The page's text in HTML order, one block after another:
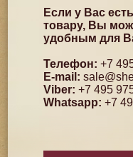
Если у Вас
товару, Вы
удобным для
Телефон: +7
E-mail:
Viber: +7 495
Whatsapp: +7